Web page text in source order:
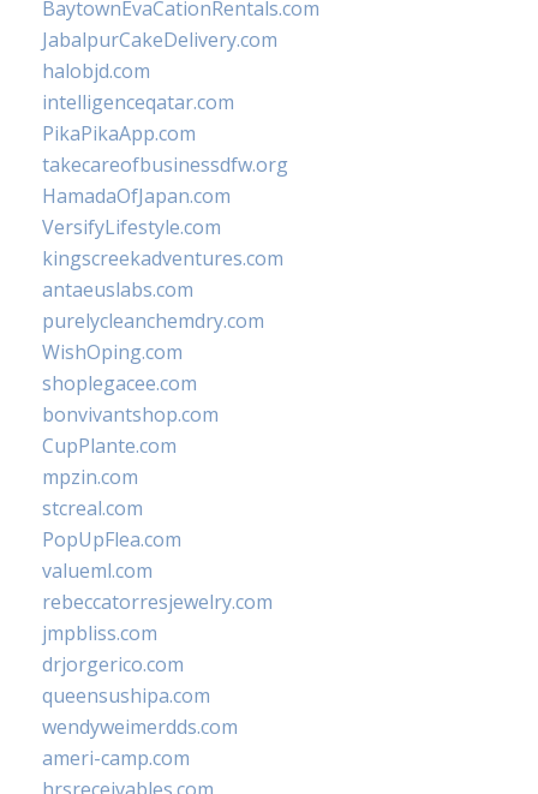
BaytownEvaCationRentals.com
JabalpurCakeDelivery.com
halobjd.com
intelligenceqatar.com
PikaPikaApp.com
takecareofbusinessdfw.org
HamadaOfJapan.com
VersifyLifestyle.com
kingscreekadventures.com
antaeuslabs.com
purelycleanchemdry.com
WishOping.com
shoplegacee.com
bonvivantshop.com
CupPlante.com
mpzin.com
stcreal.com
PopUpFlea.com
valueml.com
rebeccatorresjewelry.com
jmpbliss.com
drjorgerico.com
queensushipa.com
wendyweimerdds.com
ameri-camp.com